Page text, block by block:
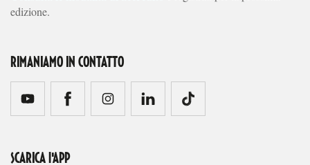
edizione.
RIMANIAMO IN CONTATTO
SCARICA l'APP